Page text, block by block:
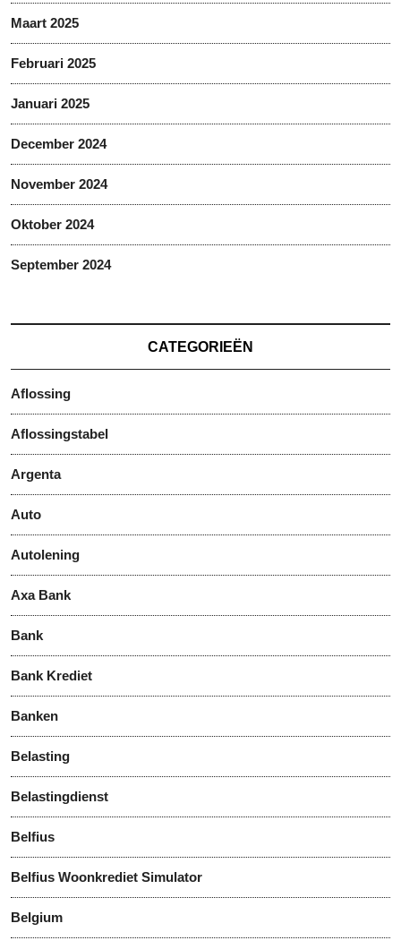
Maart 2025
Februari 2025
Januari 2025
December 2024
November 2024
Oktober 2024
September 2024
CATEGORIEËN
Aflossing
Aflossingstabel
Argenta
Auto
Autolening
Axa Bank
Bank
Bank Krediet
Banken
Belasting
Belastingdienst
Belfius
Belfius Woonkrediet Simulator
Belgium